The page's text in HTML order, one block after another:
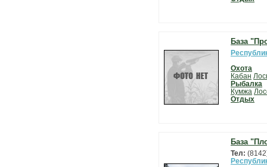
База
Охота
Кабан
Рыбалка
Кумжа
Отдых
База
Тел: